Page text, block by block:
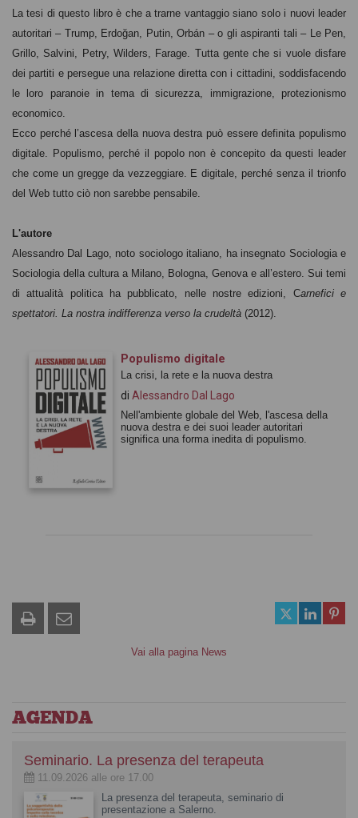
La tesi di questo libro è che a trarne vantaggio siano solo i nuovi leader
autoritari – Trump, Erdoğan, Putin, Orbán – o gli aspiranti tali – Le Pen,
Grillo, Salvini, Petry, Wilders, Farage. Tutta gente che si vuole disfare
dei partiti e persegue una relazione diretta con i cittadini, soddisfacendo
le loro paranoie in tema di sicurezza, immigrazione, protezionismo
economico.
Ecco perché l’ascesa della nuova destra può essere definita populismo
digitale. Populismo, perché il popolo non è concepito da questi leader
che come un gregge da vezzeggiare. E digitale, perché senza il trionfo
del Web tutto ciò non sarebbe pensabile.
L'autore
Alessandro Dal Lago, noto sociologo italiano, ha insegnato Sociologia e
Sociologia della cultura a Milano, Bologna, Genova e all’estero. Sui temi
di attualità politica ha pubblicato, nelle nostre edizioni, Carnefici e
spettatori. La nostra indifferenza verso la crudeltà (2012).
Populismo digitale
La crisi, la rete e la nuova destra
di Alessandro Dal Lago
Nell'ambiente globale del Web, l'ascesa della
nuova destra e dei suoi leader autoritari
significa una forma inedita di populismo.
Vai alla pagina News
AGENDA
Seminario. La presenza del terapeuta
11.09.2026 alle ore 17.00
La presenza del terapeuta, seminario di
presentazione a Salerno.